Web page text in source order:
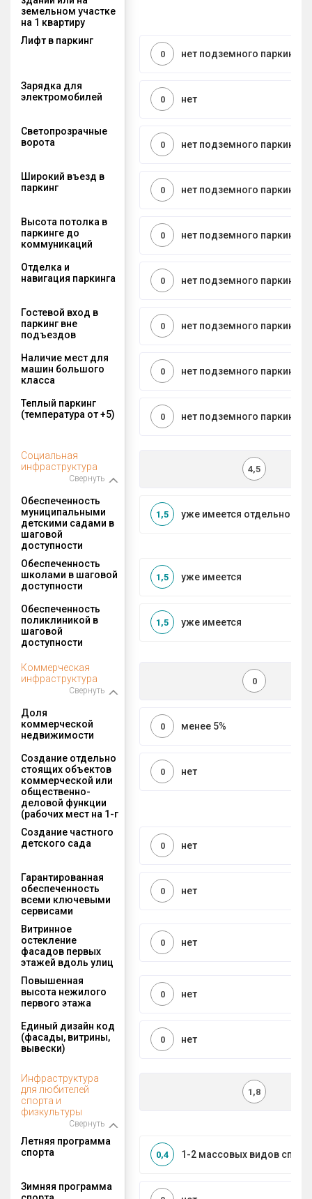
земельном участке
на 1 квартиру
Лифт в паркинг
нет подземного паркинга
0
Зарядка для
электромобилей
нет
0
Светопрозрачные
ворота
нет подземного паркинга
0
Широкий въезд в
паркинг
нет подземного паркинга
0
Высота потолка в
паркинге до
коммуникаций
нет подземного паркинга
0
Отделка и
навигация паркинга
нет подземного паркинга
0
Гостевой вход в
паркинг вне
подъездов
нет подземного паркинга
0
Наличие мест для
машин большого
класса
нет подземного паркинга
0
Теплый паркинг
(температура от +5)
нет подземного паркинга
0
Социальная
инфраструктура
Свернуть
4,5
Обеспеченность
муниципальными
детскими садами в
шаговой
доступности
уже имеется
1,5
Обеспеченность
школами в шаговой
доступности
уже имеется
1,5
Обеспеченность
поликлиникой в
шаговой
доступности
уже имеется
1,5
Коммерческая
инфраструктура
Свернуть
0
Доля
коммерческой
недвижимости
менее 5%
0
Создание отдельно
стоящих объектов
коммерческой или
общественно-
деловой функции
(рабочих мест на 1-г
нет
0
Создание частного
детского сада
нет
0
Гарантированная
обеспеченность
всеми ключевыми
сервисами
нет
0
Витринное
остекление
фасадов первых
этажей вдоль улиц
нет
0
Повышенная
высота нежилого
первого этажа
нет
0
Единый дизайн код
(фасады, витрины,
вывески)
нет
0
Инфраструктура
для любителей
спорта и
физкультуры
Свернуть
1,8
Летняя программа
спорта
1-2 массовых видов
0,4
Зимняя программа